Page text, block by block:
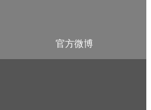
官方微博